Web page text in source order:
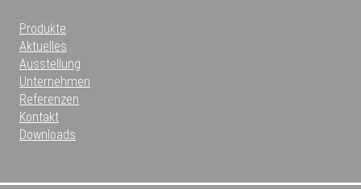
Produkte
Aktuelles
Ausstellung
Unternehmen
Referenzen
Kontakt
Downloads